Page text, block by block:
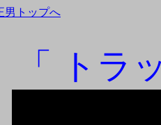
男トップへ
「 トラ